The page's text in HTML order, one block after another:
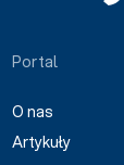
Portal
O nas
Artykuły